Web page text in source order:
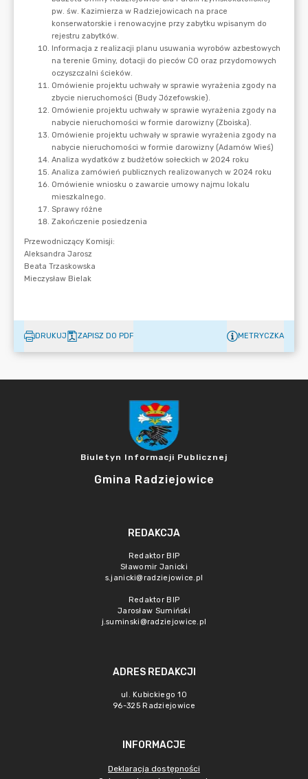
DRUKUJ ZAPISZ DO PDF METRYCZKA
Biuletyn Informacji Publicznej
Gmina Radziejowice
REDAKCJA
Redaktor BIP
Sławomir Janicki
s.janicki@radziejowice.pl
Redaktor BIP
Jarosław Sumiński
j.suminski@radziejowice.pl
ADRES REDAKCJI
ul. Kubickiego 10
96-325 Radziejowice
INFORMACJE
Deklaracja dostępności